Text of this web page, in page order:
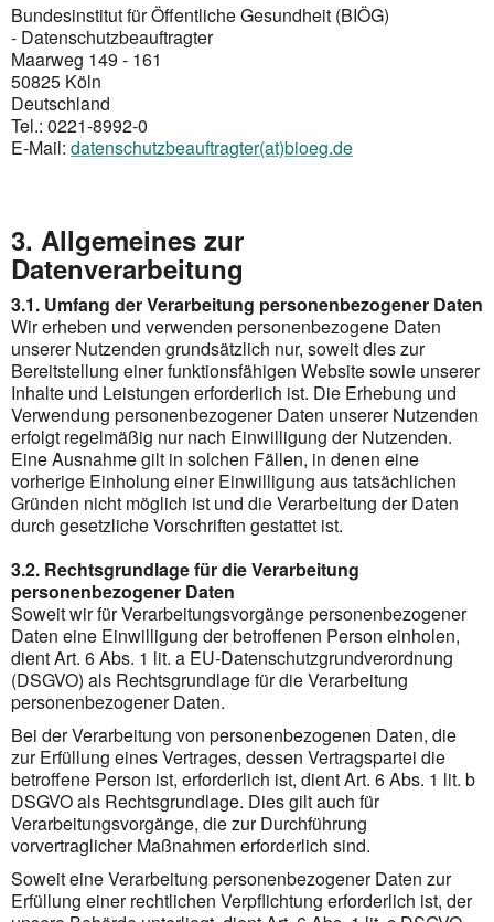
Bundesinstitut für Öffentliche Gesundheit (BIÖG)
- Datenschutzbeauftragter
Maarweg 149 - 161
50825 Köln
Deutschland
Tel.: 0221-8992-0
E-Mail: datenschutzbeauftragter(at)bioeg.de
3. Allgemeines zur
Datenverarbeitung
3.1. Umfang der Verarbeitung personenbezogener Daten
Wir erheben und verwenden personenbezogene Daten
unserer Nutzenden grundsätzlich nur, soweit dies zur
Bereitstellung einer funktionsfähigen Website sowie unserer
Inhalte und Leistungen erforderlich ist. Die Erhebung und
Verwendung personenbezogener Daten unserer Nutzenden
erfolgt regelmäßig nur nach Einwilligung der Nutzenden.
Eine Ausnahme gilt in solchen Fällen, in denen eine
vorherige Einholung einer Einwilligung aus tatsächlichen
Gründen nicht möglich ist und die Verarbeitung der Daten
durch gesetzliche Vorschriften gestattet ist.
3.2. Rechtsgrundlage für die Verarbeitung
personenbezogener Daten
Soweit wir für Verarbeitungsvorgänge personenbezogener
Daten eine Einwilligung der betroffenen Person einholen,
dient Art. 6 Abs. 1 lit. a EU-Datenschutzgrundverordnung
(DSGVO) als Rechtsgrundlage für die Verarbeitung
personenbezogener Daten.
Bei der Verarbeitung von personenbezogenen Daten, die
zur Erfüllung eines Vertrages, dessen Vertragspartei die
betroffene Person ist, erforderlich ist, dient Art. 6 Abs. 1 lit. b
DSGVO als Rechtsgrundlage. Dies gilt auch für
Verarbeitungsvorgänge, die zur Durchführung
vorvertraglicher Maßnahmen erforderlich sind.
Soweit eine Verarbeitung personenbezogener Daten zur
Erfüllung einer rechtlichen Verpflichtung erforderlich ist, der